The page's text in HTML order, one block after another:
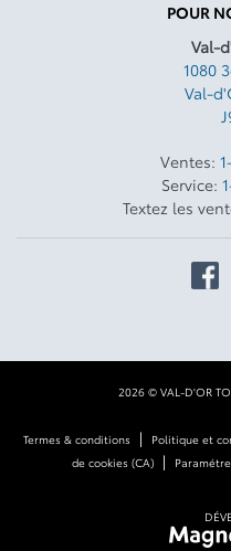
Capacité de remorquage
Capacité de carburant
carburant Ville L100 Km :
Cote de consommation de
POUR
Val-
1080
Val-
Ventes:
Service:
Textez les
2026 © VAL-D'OR
Termes & conditions | Politique et
de cookies (CA)|